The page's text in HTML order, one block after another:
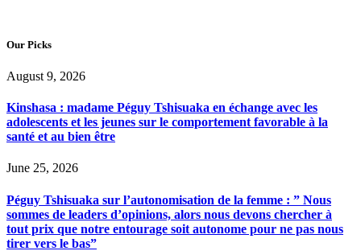
Our Picks
August 9, 2026
Kinshasa : madame Péguy Tshisuaka en échange avec les
adolescents et les jeunes sur le comportement favorable à la
santé et au bien être
June 25, 2026
Péguy Tshisuaka sur l’autonomisation de la femme : ” Nous
sommes de leaders d’opinions, alors nous devons chercher à
tout prix que notre entourage soit autonome pour ne pas nous
tirer vers le bas”